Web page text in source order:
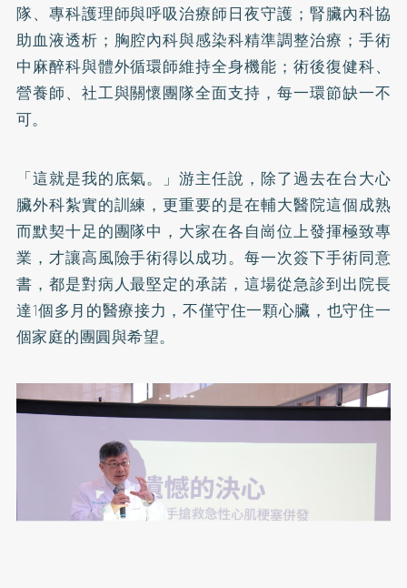
隊、專科護理師與呼吸治療師日夜守護；腎臟內科協
助血液透析；胸腔內科與感染科精準調整治療；手術
中麻醉科與體外循環師維持全身機能；術後復健科、
營養師、社工與關懷團隊全面支持，每一環節缺一不
可。
「這就是我的底氣。」游主任說，除了過去在台大心
臟外科紮實的訓練，更重要的是在輔大醫院這個成熟
而默契十足的團隊中，大家在各自崗位上發揮極致專
業，才讓高風險手術得以成功。每一次簽下手術同意
書，都是對病人最堅定的承諾，這場從急診到出院長
達1個多月的醫療接力，不僅守住一顆心臟，也守住一
個家庭的團圓與希望。